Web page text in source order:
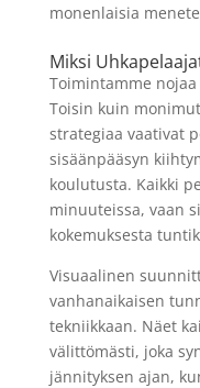
monenlaisia
Miksi
Toimintamme
Toisin kuin
strategiaa vaativat
sisäänpääsyn
koulutusta. Kaikki
minuuteissa, vaan
kokemuksesta
Visuaalinen
vanhanaikaisen
tekniikkaan. Näet
välittömästi, joka
jännityksen ajan,